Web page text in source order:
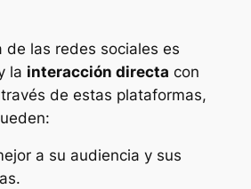
de las redes sociales es
la interacción directa con
de estas plataformas,
a su audiencia y sus